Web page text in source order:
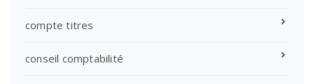
compte titres
conseil comptabilité